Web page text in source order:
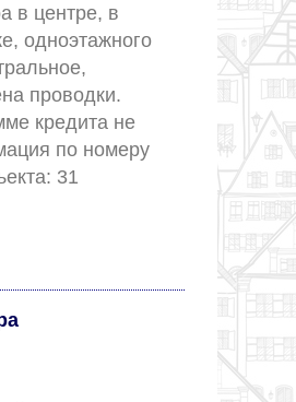
в центре, в
одноэтажного
проводки.
кредита не
по номеру
телефона: 8-927-63-888-99. Номер объекта: 31